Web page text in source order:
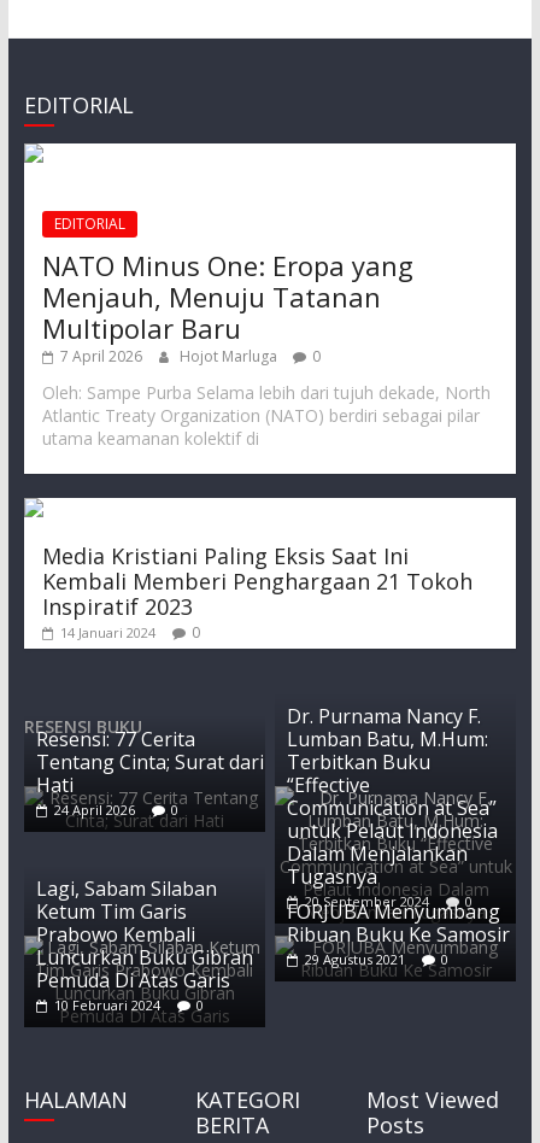
EDITORIAL
EDITORIAL
NATO Minus One: Eropa yang
Menjauh, Menuju Tatanan
Multipolar Baru
7 April 2026 Hojot Marluga 0
Oleh: Sampe Purba Selama lebih dari tujuh dekade, North
Atlantic Treaty Organization (NATO) berdiri sebagai pilar
utama keamanan kolektif di
Media Kristiani Paling Eksis Saat Ini
Kembali Memberi Penghargaan 21 Tokoh
Inspiratif 2023
14 Januari 2024 0
RESENSI BUKU
Resensi: 77 Cerita
Tentang Cinta; Surat dari
Hati
24 April 2026 0
Dr. Purnama Nancy F.
Lumban Batu, M.Hum:
Terbitkan Buku
“Effective
Communication at Sea”
untuk Pelaut Indonesia
Dalam Menjalankan
Tugasnya
20 September 2024 0
Lagi, Sabam Silaban
Ketum Tim Garis
Prabowo Kembali
Luncurkan Buku Gibran
Pemuda Di Atas Garis
10 Februari 2024 0
FORJUBA Menyumbang
Ribuan Buku Ke Samosir
29 Agustus 2021 0
HALAMAN
KATEGORI
BERITA
Most Viewed
Posts